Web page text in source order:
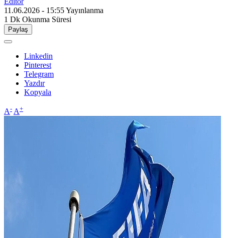
11.06.2026 - 15:55Yayınlanma
1 Dk Okunma Süresi
Paylaş
Linkedin
Pinterest
Telegram
Yazdır
Kopyala
A- A+